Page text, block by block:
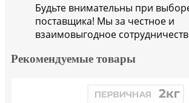
Будьте внимательны при
поставщика! Мы за честное и
взаимовыгодное
Рекомендуемые товары